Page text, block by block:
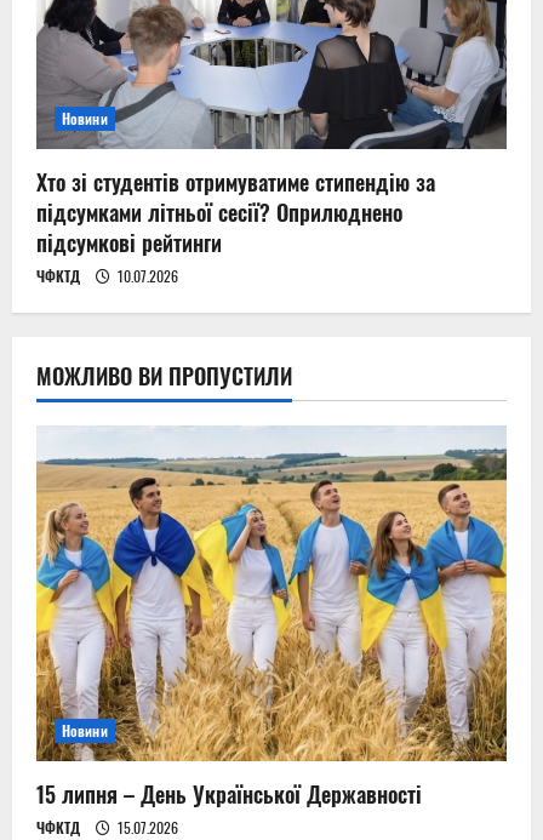
Новини
Хто зі студентів отримуватиме стипендію за
підсумками літньої сесії? Оприлюднено
підсумкові рейтинги
ЧФКТД 10.07.2026
МОЖЛИВО ВИ ПРОПУСТИЛИ
Новини
15 липня – День Української Державності
ЧФКТД 15.07.2026